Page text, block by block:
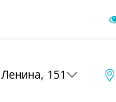
Ленина, 151